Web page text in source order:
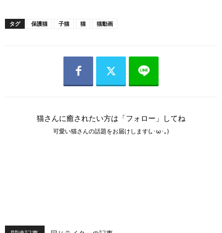
タグ 保護猫 子猫 猫 猫動画
猫さんに癒されたい方は「フォロー」してね
可愛い猫さんの話題をお届けします(｡･ω･｡)